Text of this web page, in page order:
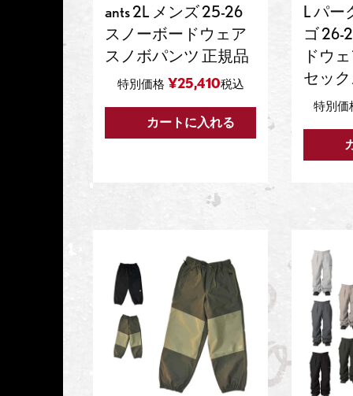
ants 2L メンズ 25-26
スノーボードウェア
スノボパンツ 正規品
特別価格 ¥25,410税込
カートに入れる
L パー
ゴ 26-
ドウ
セッ
特別価